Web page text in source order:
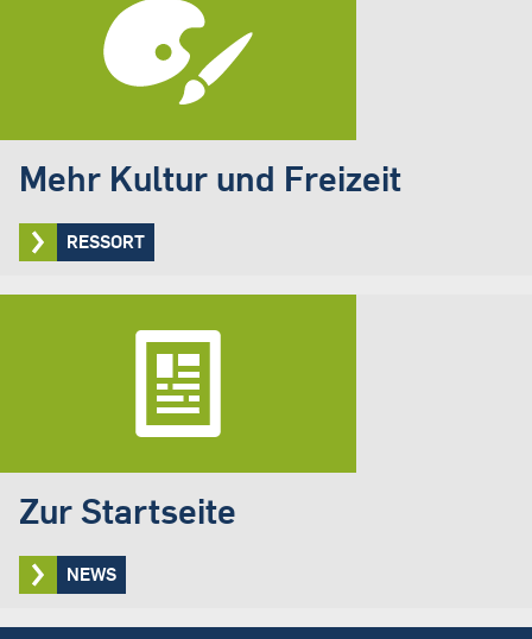
Mehr Kultur und Freizeit
RESSORT
Zur Startseite
NEWS